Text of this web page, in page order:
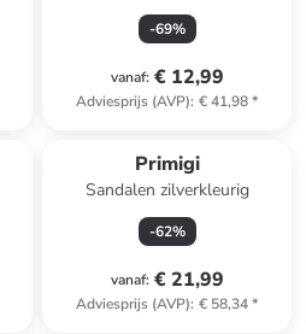
-69%
vanaf: € 12,99
Adviesprijs (AVP): € 41,98*
Primigi
Sandalen zilverkleurig
-62%
vanaf: € 21,99
Adviesprijs (AVP): € 58,34*